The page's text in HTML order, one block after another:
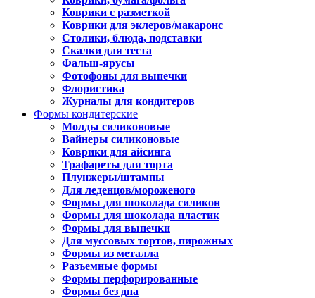
Коврики с разметкой
Коврики для эклеров/макаронс
Столики, блюда, подставки
Скалки для теста
Фальш-ярусы
Фотофоны для выпечки
Флористика
Журналы для кондитеров
Формы кондитерские
Молды силиконовые
Вайнеры силиконовые
Коврики для айсинга
Трафареты для торта
Плунжеры/штампы
Для леденцов/мороженого
Формы для шоколада силикон
Формы для шоколада пластик
Формы для выпечки
Для муссовых тортов, пирожных
Формы из металла
Разъемные формы
Формы перфорированные
Формы без дна